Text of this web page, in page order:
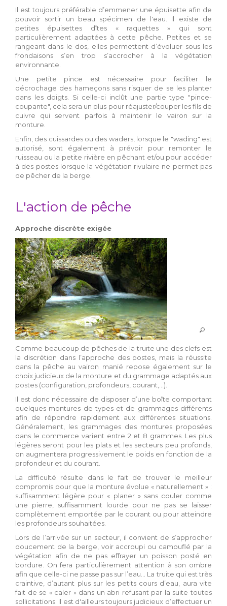
Il est toujours préférable d’emmener une épuisette afin de
pouvoir sortir un beau spécimen de l'eau. Il existe de
petites épuisettes dîtes « raquettes » qui sont
particulièrement adaptées à cette pêche. Petites et se
rangeant dans le dos, elles permettent d’évoluer sous les
frondaisons s’en trop s’accrocher à la végétation
environnante.
Une petite pince est nécessaire pour faciliter le
décrochage des hameçons sans risquer de se les planter
dans les doigts. Si celle-ci inclût une partie type "pince-
coupante", cela sera un plus pour réajuster/couper les fils de
cuivre qui servent parfois à maintenir le vairon sur la
monture.
Enfin, des cuissardes ou des waders, lorsque le "wading" est
autorisé, sont également à prévoir pour remonter le
ruisseau ou la petite rivière en pêchant et/ou pour accéder
à des postes lorsque la végétation rivulaire ne permet pas
de pêcher de la berge.
L'action de pêche
Approche discrète exigée
Comme beaucoup de pêches de la truite une des clefs est
la discrétion dans l’approche des postes, mais la réussite
dans la pêche au vairon manié repose également sur le
choix judicieux de la monture et du grammage adaptés aux
postes (configuration, profondeurs, courant,…).
Il est donc nécessaire de disposer d’une boîte comportant
quelques montures de types et de grammages différents
afin de répondre rapidement aux différentes situations.
Généralement, les grammages des montures proposées
dans le commerce varient entre 2 et 8 grammes. Les plus
légères seront pour les plats et les secteurs peu profonds,
on augmentera progressivement le poids en fonction de la
profondeur et du courant.
La difficulté résulte dans le fait de trouver le meilleur
compromis pour que la monture évolue « naturellement » :
suffisamment légère pour « planer » sans couler comme
une pierre, suffisamment lourde pour ne pas se laisser
complètement emportée par le courant ou pour atteindre
les profondeurs souhaitées.
Lors de l’arrivée sur un secteur, il convient de s’approcher
doucement de la berge, voir accroupi ou camouflé par la
végétation afin de ne pas effrayer un poisson posté en
bordure. On fera particulièrement attention à son ombre
afin que celle-ci ne passe pas sur l’eau… La truite qui est très
craintive, d’autant plus sur les petits cours d’eau, aura vite
fait de se « caler » dans un abri refusant par la suite toutes
sollicitations. Il est d'ailleurs toujours judicieux d’effectuer un